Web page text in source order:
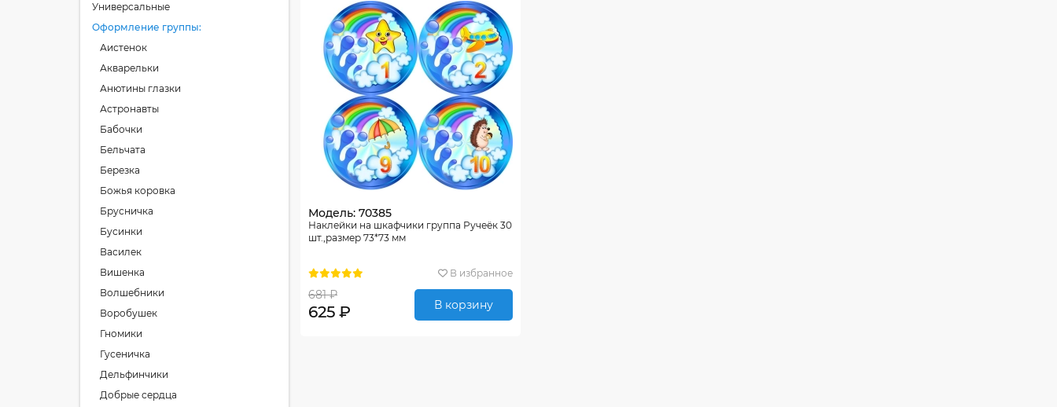
Универсальные
Оформление группы
Аистенок
Акварельки
Анютины глазки
Астронавты
Бабочки
Бельчата
Березка
Божья коровка
Брусничка
Бусинки
Василек
Вишенка
Волшебники
Воробушек
Гномики
Гусеничка
Дельфинчики
Добрые сердца
Модель: 70385
Наклейки на шкафчики группа Ручеёк 30
шт.,размер 73*73 мм
В избранное
681 ₽
625 ₽ В корзину